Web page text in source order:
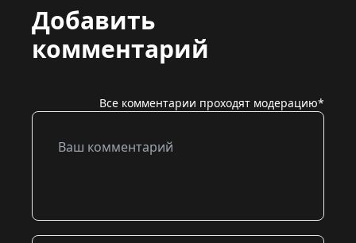
Добавить
комментарий
Все комментарии проходят модерацию*